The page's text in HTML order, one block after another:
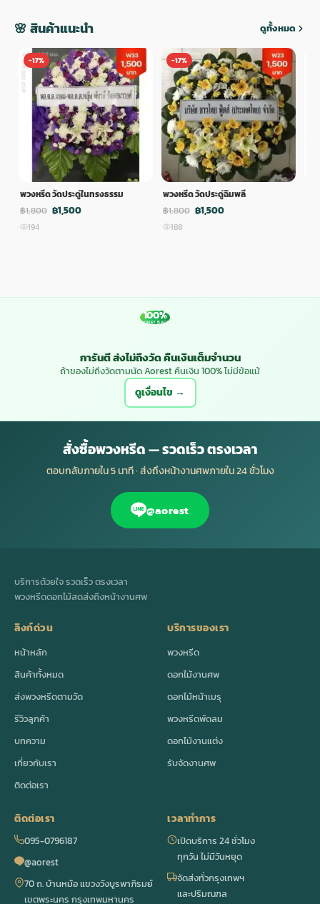
🌸 สินค้าแนะนำ ดูทั้งหมด
-17%
พวงหรีด วัดประดู่ในทรงธรรม
฿1,800 ฿1,500
194
-17%
พวงหรีด วัดประดู่ฉิมพลี
฿1,800 ฿1,500
188
100%
MONEY BACK
การันตี ส่งไม่ถึงวัด คืนเงินเต็มจำนวน
ถ้าของไม่ถึงวัดตามนัด Aorest คืนเงิน 100% ไม่มีข้อแม้
ดูเงื่อนไข →
สั่งซื้อพวงหรีด — รวดเร็ว ตรงเวลา
ตอบกลับภายใน 5 นาที · ส่งถึงหน้างานศพภายใน 24 ชั่วโมง
@aorest
บริการด้วยใจ รวดเร็ว ตรงเวลา
พวงหรีดดอกไม้สดส่งถึงหน้างานศพ
ลิงก์ด่วน
หน้าหลัก
สินค้าทั้งหมด
ส่งพวงหรีดตามวัด
รีวิวลูกค้า
บทความ
เกี่ยวกับเรา
ติดต่อเรา
บริการของเรา
พวงหรีด
ดอกไม้งานศพ
ดอกไม้หน้าเมรุ
พวงหรีดพัดลม
ดอกไม้งานแต่ง
รับจัดงานศพ
ติดต่อเรา
095-0796187
@aorest
70 ถ. บ้านหม้อ แขวงวังบูรพาภิรมย์
เขตพระนคร กรุงเทพมหานคร
เวลาทำการ
เปิดบริการ 24 ชั่วโมง
ทุกวัน ไม่มีวันหยุด
จัดส่งทั่วกรุงเทพฯ
และปริมณฑล